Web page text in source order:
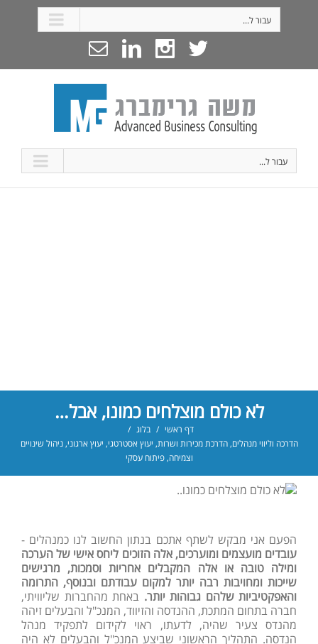
עבור ל...
עבור ל...
לא כולם מוצלחים כמונו, אבל…
דף ראשי / בלוג /
הדרכה וליווי מנהלים,הדרכת מכירות ושרות, יעוץ אסטרטגי, יעוץ ארגוני,ניהול שינויים
וצמיחה,פיתוח עסקי
הפעם אני מבקש לשתף אתכם בנתון החשוב לנו כמנהלים -
עובדים מועצמים ומוערכים, אלה הזוכים ליחס אישי של הערכה
ומילה טובה או אלה המקבלים אחריות וסמכות, מרגישים
שייכות ומחויבות רבה יותר למקום עבודתם ובנוסף, התרומה
והאפקטיביות שלהם גבוהות יותר. באחת מהחברות שליוויתי,
חברה בתחום המתכת, ההנדסה והזיווד, המנכ"ל והבעלים זיהה
מהנדס צעיר שהיה, לדעתו, ראוי לקידום לתפקיד מנהל
הנדסה. התהליך הראשוני שביצע המנכ"ל והבעלים לא היה